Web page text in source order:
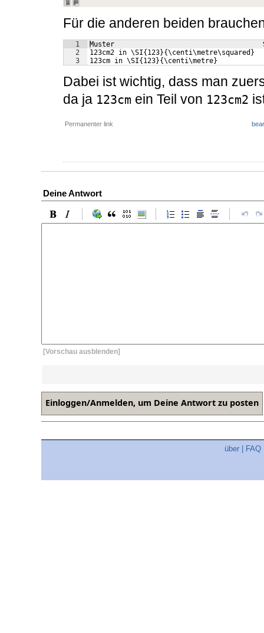
Für die anderen beiden
1
2
3
Muster
123cm2 in
123cm in \SI{123}{\centi\metre}
Dabei ist wichtig, dass man
da ja 123cm ein Teil von 123cm2
Permanenter link
Deine Antwort
[Vorschau ausblenden]
über FAQ